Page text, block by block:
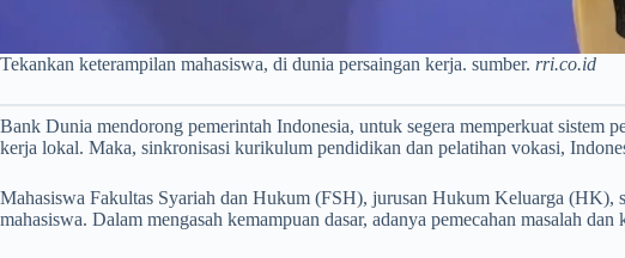
Tekankan keterampilan mahasiswa, di dunia persaingan kerja. sumber. rri.co.id
Bank Dunia mendorong pemerintah Indonesia, untuk segera memperkuat sistem
kerja lokal. Maka, sinkronisasi kurikulum pendidikan dan pelatihan vokasi,
Mahasiswa Fakultas Syariah dan Hukum (FSH), jurusan Hukum Keluarga (HK),
mahasiswa. Dalam mengasah kemampuan dasar, adanya pemecahan masalah